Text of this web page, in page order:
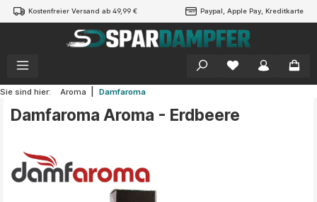
springen
Kostenfreier Versand ab 49,99 € Paypal, Apple Pay, Kreditkarte
Sie sind hier: Aroma Damfaroma
Damfaroma Aroma - Erdbeere
Bildergalerie überspringen